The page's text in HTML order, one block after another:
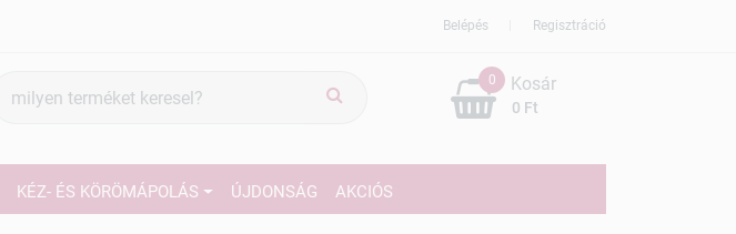
Regisztráció
Belépés
keresés
0
0 Ft
Kosár
KÉZ- ÉS KÖRÖMÁPOLÁS ÚJDONSÁG AKCIÓS